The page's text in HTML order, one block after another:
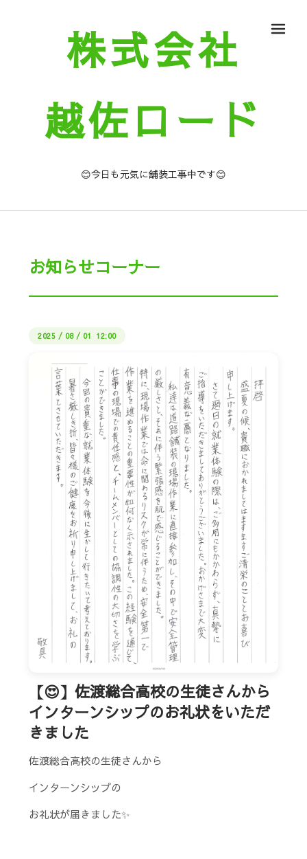
株式会社
越佐ロード
😊今日も元気に舗装工事中です😊
お知らせコーナー
2025 / 08/ 01 12:00
【😍】佐渡総合高校の生徒さんから
インターンシップのお礼状をいただ
きました
佐渡総合高校の生徒さんから
インターンシップの
お礼状が届きました✨